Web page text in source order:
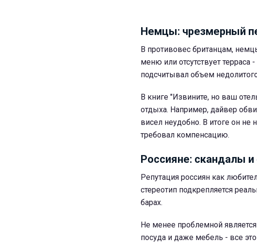
Немцы: чрезмерный
В противовес британцам,
меню или отсутствует
подсчитывал объем
В книге "Извините, но ваш
отдыха. Например, дайвер
висел неудобно. В итоге он не
требовал компенсацию.
Россияне: скандалы
Репутация россиян как
стереотип подкрепляется
барах.
Не менее проблемной
посуда и даже мебель - все